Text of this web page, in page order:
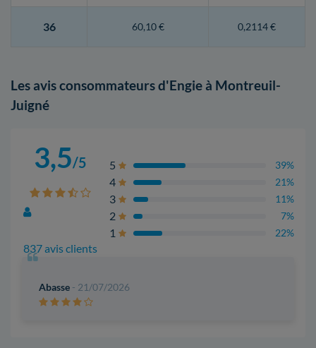
36 60,10 € 0,2114 €
Les avis consommateurs d'Engie à Montreuil-
Juigné
3,5/5
837 avis clients
5 39%
4 21%
3 11%
2 7%
1 22%
Abasse - 21/07/2026